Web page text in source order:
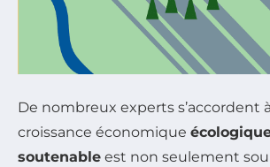
De nombreux experts s’accordent
croissance économique
soutenable est non seulement